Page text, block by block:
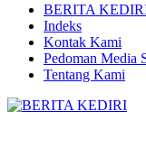
BERITA
Indeks
Kontak Kami
Pedoman Media
Tentang Kami